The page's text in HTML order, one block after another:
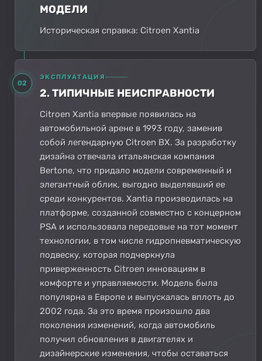
МОДЕЛИ
Историческая справка: Citroen Xantia
02
ЭКСПЛУАТАЦИЯ
2. ТИПИЧНЫЕ НЕИСПРАВНОСТИ
Citroen Xantia впервые появилась на
автомобильной арене в 1993 году, заменив
собой легендарную Citroen BX. За разработку
дизайна отвечала итальянская компания
Bertone, что придало модели современный и
элегантный облик, выгодно выделявший ее
среди конкурентов. Xantia производилась на
платформе, созданной совместно с концерном
PSA и использовала передовые на тот момент
технологии, в том числе гидропневматическую
подвеску, которая подчеркнула
приверженность Citroen инновациям в
комфорте и управляемости. Модель была
популярна в Европе и выпускалась вплоть до
2002 года. За это время произошло два
поколения изменений, когда автомобиль
получил обновления в двигателях и
дизайнерские изменения, чтобы оставаться